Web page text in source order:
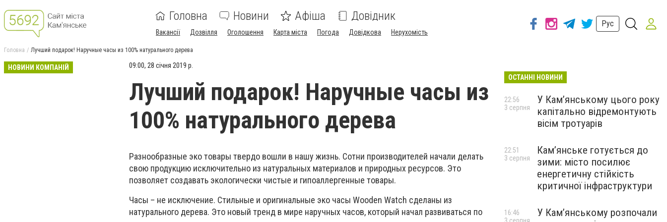
Головна Новини Афіша Довідник
Вакансії Дозвілля Оголошення Карта міста Погода Довідкова Нерухомість
Рус
Головна Лучший подарок! Наручные часы из 100% натурального дерева
НОВИНИ КОМПАНІЙ 09:00, 28 січня 2019 р.
Лучший подарок! Наручные часы из
100% натурального дерева
Разнообразные эко товары твердо вошли в нашу жизнь. Сотни производителей начали делать
свою продукцию исключительно из натуральных материалов и природных ресурсов. Это
позволяет создавать экологически чистые и гипоаллергенные товары.
Часы – не исключение. Стильные и оригинальные эко часы Wooden Watch сделаны из
натурального дерева. Это новый тренд в мире наручных часов, который начал развиваться по
ОСТАННІ НОВИНИ
У Кам’янському цього року
капітально відремонтують
вісім тротуарів
22:56
3 серпня
Кам’янське готується до
зими: місто посилює
енергетичну стійкість
критичної інфраструктури
22:51
3 серпня
У Кам’янському розпочали
16:46